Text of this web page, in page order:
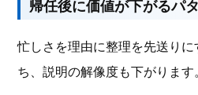
帰任後に価値が下がるパ
忙しさを理由に整理を先送り
ち、説明の解像度も下がります。